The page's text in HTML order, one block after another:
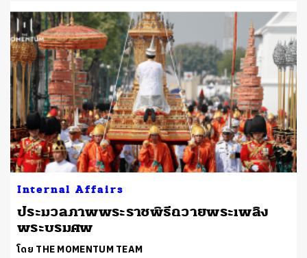
Internal Affairs
ประมวลภาพพระราชพิธีถวายพระเพลิง
พระบรมศพ
โดย THE MOMENTUM TEAM